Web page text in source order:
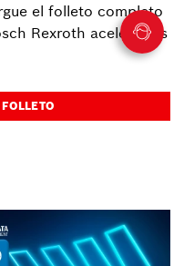
el folleto completo
Rexroth acelera sus